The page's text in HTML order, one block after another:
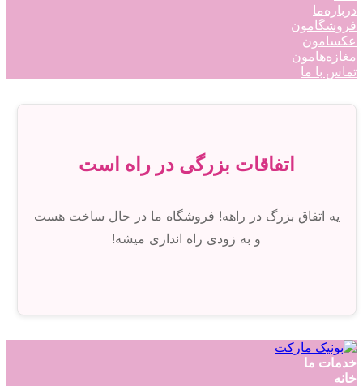
درباره‌ما
فروشگامون
عکسامون
مغازه‌هامون
تماس با ما
اتفاقات بزرگی در راه است
یه اتفاق بزرگ در راهه! فروشگاه ما در حال ساخت هست
و به زودی راه اندازی میشه!
خدمات ما
خانه